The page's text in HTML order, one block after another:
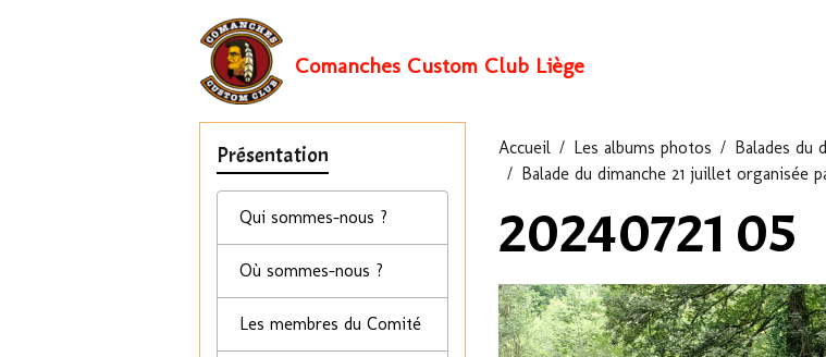
Comanches Custom Club Liège
Accueil Les albums photos Balades du
Balade du dimanche 21 juillet organisée
20240721 05
Présentation
Qui sommes-nous ?
Où sommes-nous ?
Les membres du Comité